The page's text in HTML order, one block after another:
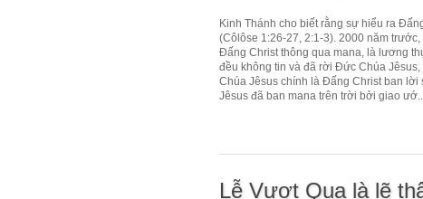
Kinh Thánh cho biết rằng sự hiểu ra
(Côlôse 1:26-27, 2:1-3). 2000 năm
Đấng Christ thông qua mana, là lương
đều không tin và đã rời Đức Chúa
Chúa Jêsus chính là Đấng Christ ban
Jêsus đã ban mana trên trời bởi giao
Lễ Vượt Qua là lẽ